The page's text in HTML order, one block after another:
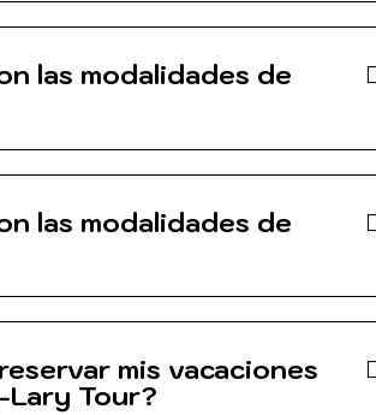
las modalidades de
las modalidades de
mis vacaciones
Tour?